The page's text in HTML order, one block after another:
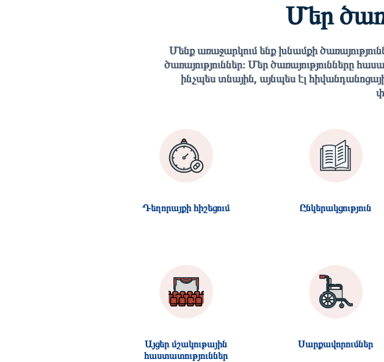
Մեր
Մենք առաջարկում ենք խնամքի
ծառայություններ։ Մեր ծառայությունները
ինչպես տնային, այնպես էլ
Դեղորայքի հիշեցում Ընկերակցություն
Այցեր մշակութային
հաստատություններ
Սարքավորումներ